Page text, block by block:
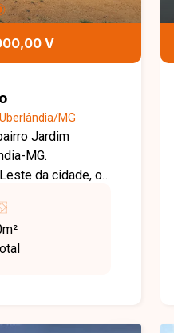
V
MG
Jardim
MG.
da cidade, o
iluminação
de lixo
com escolas,
uma área